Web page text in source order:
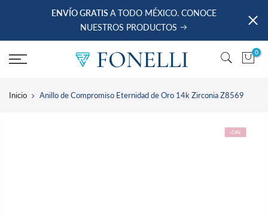
ENVÍO GRATIS A TODO MÉXICO. CONOCE
NUESTROS PRODUCTOS
0
Inicio Anillo de Compromiso Eternidad de Oro 14k Zirconia Z8569
-26%